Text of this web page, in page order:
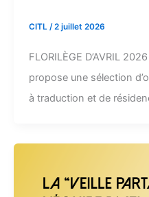
CITL /2 juillet 2026
FLORILÈGE D’AVRIL
propose une sélection
à traduction et de